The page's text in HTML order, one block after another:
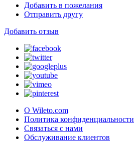
Добавить в пожелания
Отправить другу
Добавить отзыв
О Wileto.com
Политика конфиденциальности
Связаться с нами
Обслуживание клиентов